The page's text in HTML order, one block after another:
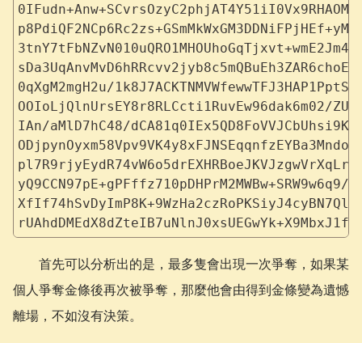
0qXgM2mgH2u/
OOIoLjQlnUrsEY8r8RLCcti1RuvEw96dak6m02/
IAn/aMlD7hC48/
XfIf74hSvDyImP8K+9WzHa2czRoPKSiyJ4cyBN7Ql/
首先可以分析出的是，最多隻會出現一次爭奪，如果某
個人爭奪金條後再次被爭奪，那麼他會由得到金條變為遺憾
離場，不如沒有決策。